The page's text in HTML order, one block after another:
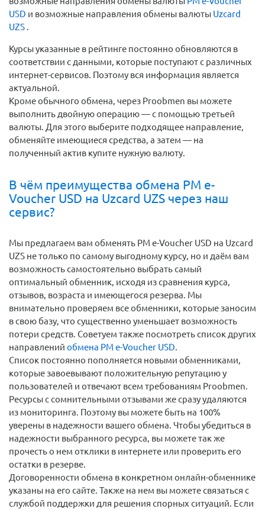
USD и возможные направления обмены валюты Uzcard
UZS .
Курсы указанные в рейтинге постоянно обновляются в
соответствии с данными, которые поступают с различных
интернет-сервисов. Поэтому вся информация является
актуальной.
Кроме обычного обмена, через Proobmen вы можете
выполнить двойную операцию — с помощью третьей
валюты. Для этого выберите подходящее направление,
обменяйте имеющиеся средства, а затем — на
полученный актив купите нужную валюту.
В чём преимущества обмена PM e-
Voucher USD на Uzcard UZS через наш
сервис?
Мы предлагаем вам обменять PM e-Voucher USD на Uzcard
UZS не только по самому выгодному курсу, но и даём вам
возможность самостоятельно выбрать самый
оптимальный обменник, исходя из сравнения курса,
отзывов, возраста и имеющегося резерва. Мы
внимательно проверяем все обменники, которые заносим
в свою базу, что существенно уменьшает возможность
потери средств. Советуем также посмотреть список других
направлений обмена PM e-Voucher USD.
Список постоянно пополняется новыми обменниками,
которые завоевывают положительную репутацию у
пользователей и отвечают всем требованиям Proobmen.
Ресурсы с сомнительными отзывами же сразу удаляются
из мониторинга. Поэтому вы можете быть на 100%
уверены в надежности вашего обмена. Чтобы убедиться в
надежности выбранного ресурса, вы можете так же
прочесть о нем отклики в интернете или проверить его
остатки в резерве.
Договоренности обмена в конкретном онлайн-обменнике
указаны на его сайте. Также на нем вы можете связаться с
службой поддержки для решения спорных ситуаций. Если